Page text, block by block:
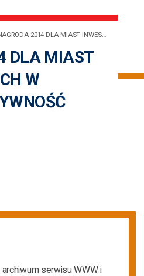
NAGRODA 2014 DLA MIAST INWESTUJĄCYCH W ENERGOEFEKTYWNOŚĆ
DLA MIAST
W
serwisu WWW i